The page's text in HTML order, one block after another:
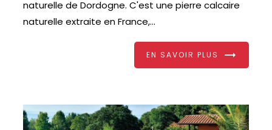
naturelle de Dordogne. C'est une pierre calcaire
naturelle extraite en France,...
EN SAVOIR PLUS